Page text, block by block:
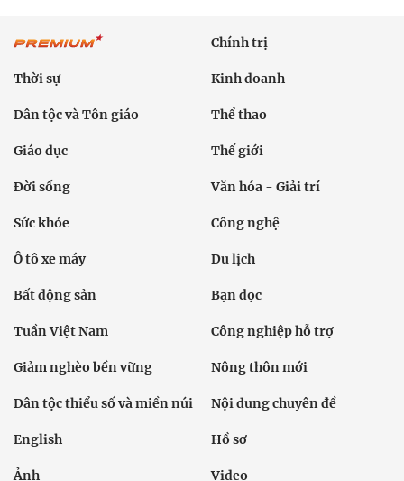
Chính trị
Thời sự Kinh doanh
Dân tộc và Tôn giáo Thể thao
Giáo dục Thế giới
Đời sống Văn hóa - Giải trí
Sức khỏe Công nghệ
Ô tô xe máy Du lịch
Bất động sản Bạn đọc
Tuần Việt Nam Công nghiệp hỗ trợ
Giảm nghèo bền vững Nông thôn mới
Dân tộc thiểu số và miền núi Nội dung chuyên đề
English Hồ sơ
Ảnh Video